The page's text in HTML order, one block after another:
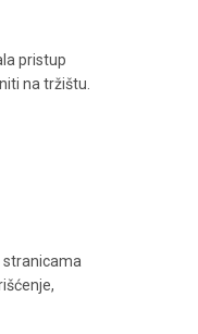
pristup
na tržištu.
stranicama